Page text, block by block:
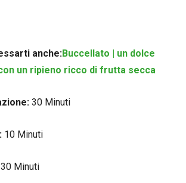
anche:Buccellato | un dolce
un ripieno ricco di frutta secca
30 Minuti
10 Minuti
30 Minuti